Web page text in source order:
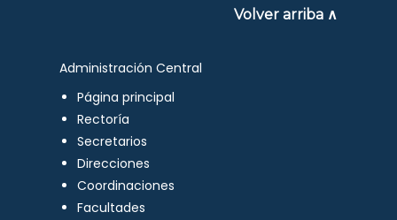
Volver arriba ∧
Administración Central
Página principal
Rectoría
Secretarios
Direcciones
Coordinaciones
Facultades